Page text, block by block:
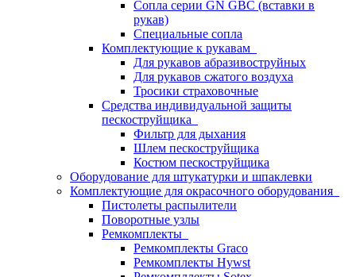
Сопла серии GN GBC (вставки в
рукав)
Специальные сопла
Комплектующие к рукавам
Для рукавов абразивоструйных
Для рукавов сжатого воздуха
Тросики страховочные
Средства индивидуальной защиты
пескоструйщика
Фильтр для дыхания
Шлем пескоструйщика
Костюм пескоструйщика
Оборудование для штукатурки и шпаклевки
Комплектующие для окрасочного оборудования
Пистолеты распылители
Поворотные узлы
Ремкомплекты
Ремкомплекты Graco
Ремкомплекты Hywst